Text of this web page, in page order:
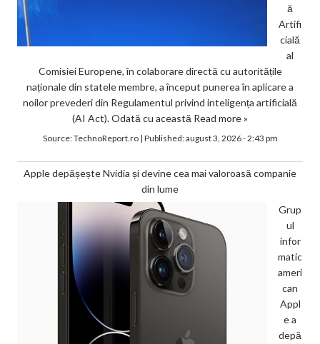
ă
Artifi
cială
al
Comisiei Europene, în colaborare directă cu autoritățile
naționale din statele membre, a început punerea în aplicare a
noilor prevederi din Regulamentul privind inteligența artificială
(AI Act). Odată cu această Read more »
Source:TechnoReport.ro| Published:august 3, 2026 - 2:43 pm
Apple depășește Nvidia și devine cea mai valoroasă companie
din lume
Grup
ul
infor
matic
ameri
can
Appl
e a
depă